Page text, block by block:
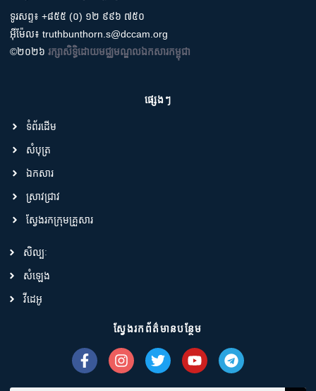
ទូរសព្ទ៖ +៨៥៥ (០) ១២ ៩៩៦ ៧៥០
អ៊ីម៉ែល៖ truthbunthorn.s@dccam.org
©២០២៦ រក្សាសិទ្ធិដោយមជ្ឈមណ្ឌលឯកសារកម្ពុជា
ផ្សេងៗ
ទំព័រដើម
សំបុត្រ
ឯកសារ
ស្រាវជ្រាវ
ស្វែងរកក្រុមគ្រួសារ
សិល្បៈ
សំឡេង
វីដេអូ
ស្វែងរកព័ត៌មានបន្ថែម